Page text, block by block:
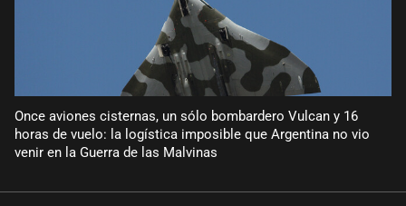
Once aviones cisternas, un sólo bombardero Vulcan y 16
horas de vuelo: la logística imposible que Argentina no vio
venir en la Guerra de las Malvinas